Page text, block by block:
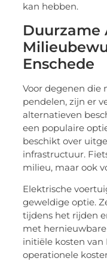
kan hebben.
Duurzame
Enschede
Voor degenen die
pendelen, zijn er
alternatieven
een populaire
beschikt over
infrastructuur.
milieu, maar ook
Elektrische
geweldige optie.
tijdens het rijden
met
initiële kosten van
operationele